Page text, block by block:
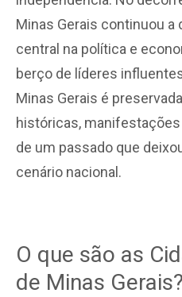
Minas Gerais continuou a
central na política e
berço de líderes
Minas Gerais é
históricas,
de um passado que
cenário nacional.
O que são as
de Minas Gerais?